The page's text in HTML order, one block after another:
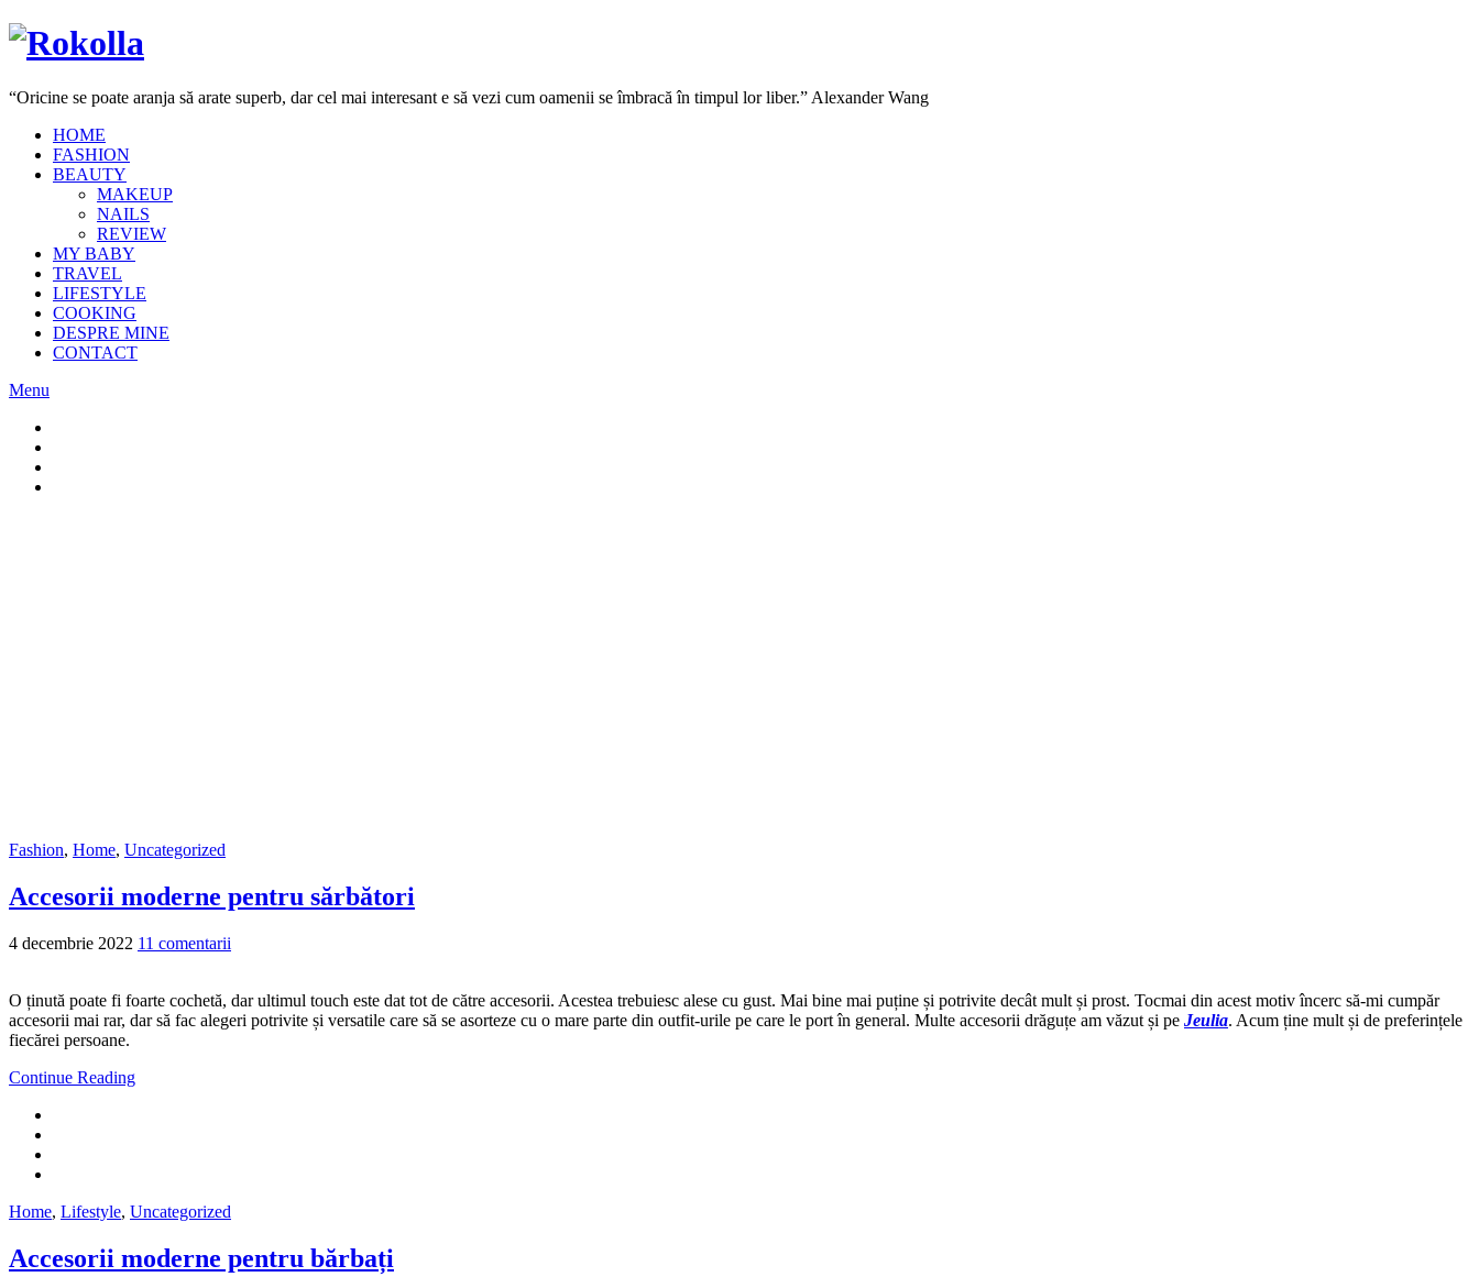
“Oricine se poate aranja să arate superb, dar cel mai interesant e să vezi cum oamenii se îmbracă în timpul lor liber.” Alexander Wang
HOME
FASHION
BEAUTY
MAKEUP
NAILS
REVIEW
MY BABY
TRAVEL
LIFESTYLE
COOKING
DESPRE MINE
CONTACT
Menu
Fashion, Home, Uncategorized
Accesorii moderne pentru sărbători
4 decembrie 2022 11 comentarii
O ținută poate fi foarte cochetă, dar ultimul touch este dat tot de către accesorii. Acestea trebuiesc alese cu gust. Mai bine mai puține și potrivite decât mult și prost. Tocmai din acest motiv încerc să-mi cumpăr
accesorii mai rar, dar să fac alegeri potrivite și versatile care să se asorteze cu o mare parte din outfit-urile pe care le port în general. Multe accesorii drăguțe am văzut și pe Jeulia. Acum ține mult și de preferințele
fiecărei persoane.
Continue Reading
Home, Lifestyle, Uncategorized
Accesorii moderne pentru bărbați